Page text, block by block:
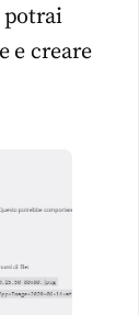
potrai
e creare